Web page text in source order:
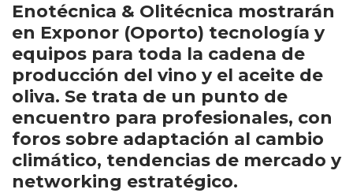
Enotécnica & Olitécnica mostrarán
en Exponor (Oporto) tecnología y
equipos para toda la cadena de
producción del vino y el aceite de
oliva. Se trata de un punto de
encuentro para profesionales, con
foros sobre adaptación al cambio
climático, tendencias de mercado y
networking estratégico.